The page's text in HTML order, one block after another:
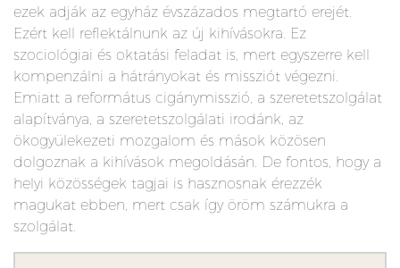
ezek adják az egyház évszázados megtartó erejét.
Ezért kell reflektálnunk az új kihívásokra. Ez
szociológiai és oktatási feladat is, mert egyszerre kell
kompenzálni a hátrányokat és missziót végezni.
Emiatt a református cigánymisszió, a szeretetszolgálat
alapítványa, a szeretetszolgálati irodánk, az
ökogyülekezeti mozgalom és mások közösen
dolgoznak a kihívások megoldásán. De fontos, hogy a
helyi közösségek tagjai is hasznosnak érezzék
magukat ebben, mert csak így öröm számukra a
szolgálat.